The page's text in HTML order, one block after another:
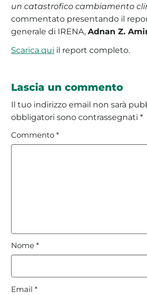
un catastrofico cambiamento
commentato presentando il
generale di IRENA,Adnan Z.
Scarica qui il report completo.
Lascia un commento
Il tuo indirizzo email non sarà
obbligatori sono contrassegnati*
Commento*
Nome*
Email*